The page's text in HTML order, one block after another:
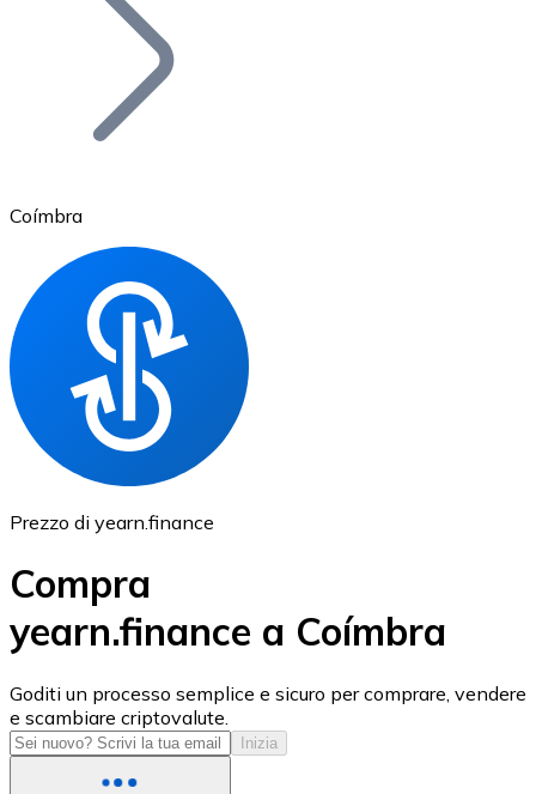
Ethereum
ETH
USD Coin
USDC
Coímbra
Prezzo di yearn.finance
Compra
yearn.finance a Coímbra
Goditi un processo semplice e sicuro per comprare, vendere
e scambiare criptovalute.
Inizia